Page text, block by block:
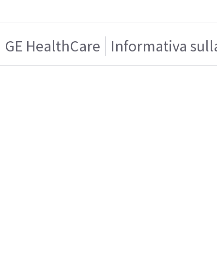
GE HealthCare Informativa